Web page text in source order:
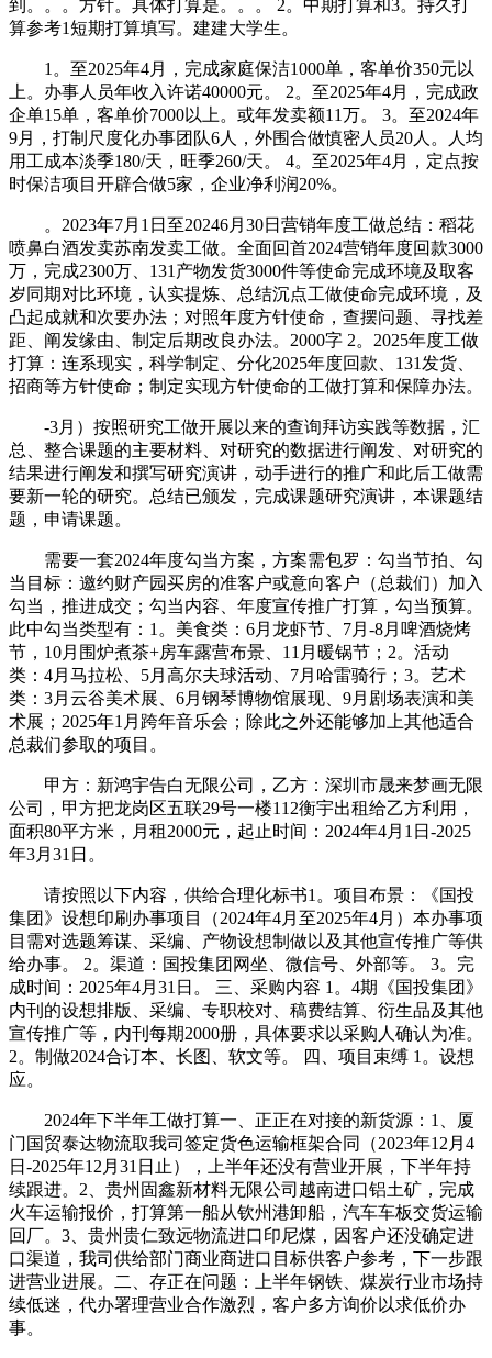
到。。。方针。具体打算是。。。 2。中期打算和3。持久打
算参考1短期打算填写。建建大学生。
1。至2025年4月，完成家庭保洁1000单，客单价350元以
上。办事人员年收入许诺40000元。 2。至2025年4月，完成政
企单15单，客单价7000以上。或年发卖额11万。 3。至2024年
9月，打制尺度化办事团队6人，外围合做慎密人员20人。人均
用工成本淡季180/天，旺季260/天。 4。至2025年4月，定点按
时保洁项目开辟合做5家，企业净利润20%。
。2023年7月1日至20246月30日营销年度工做总结：稻花
喷鼻白酒发卖苏南发卖工做。全面回首2024营销年度回款3000
万，完成2300万、131产物发货3000件等使命完成环境及取客
岁同期对比环境，认实提炼、总结沉点工做使命完成环境，及
凸起成就和次要办法；对照年度方针使命，查摆问题、寻找差
距、阐发缘由、制定后期改良办法。2000字 2。2025年度工做
打算：连系现实，科学制定、分化2025年度回款、131发货、
招商等方针使命；制定实现方针使命的工做打算和保障办法。
-3月）按照研究工做开展以来的查询拜访实践等数据，汇
总、整合课题的主要材料、对研究的数据进行阐发、对研究的
结果进行阐发和撰写研究演讲，动手进行的推广和此后工做需
要新一轮的研究。总结已颁发，完成课题研究演讲，本课题结
题，申请课题。
需要一套2024年度勾当方案，方案需包罗：勾当节拍、勾
当目标：邀约财产园买房的准客户或意向客户（总裁们）加入
勾当，推进成交；勾当内容、年度宣传推广打算，勾当预算。
此中勾当类型有：1。美食类：6月龙虾节、7月-8月啤酒烧烤
节，10月围炉煮茶+房车露营布景、11月暖锅节；2。活动
类：4月马拉松、5月高尔夫球活动、7月哈雷骑行；3。艺术
类：3月云谷美术展、6月钢琴博物馆展现、9月剧场表演和美
术展；2025年1月跨年音乐会；除此之外还能够加上其他适合
总裁们参取的项目。
甲方：新鸿宇告白无限公司，乙方：深圳市晟来梦画无限
公司，甲方把龙岗区五联29号一楼112衡宇出租给乙方利用，
面积80平方米，月租2000元，起止时间：2024年4月1日-2025
年3月31日。
请按照以下内容，供给合理化标书1。项目布景：《国投
集团》设想印刷办事项目（2024年4月至2025年4月）本办事项
目需对选题筹谋、采编、产物设想制做以及其他宣传推广等供
给办事。 2。渠道：国投集团网坐、微信号、外部等。 3。完
成时间：2025年4月31日。 三、采购内容 1。4期《国投集团》
内刊的设想排版、采编、专职校对、稿费结算、衍生品及其他
宣传推广等，内刊每期2000册，具体要求以采购人确认为准。
2。制做2024合订本、长图、软文等。 四、项目束缚 1。设想
应。
2024年下半年工做打算一、正正在对接的新货源：1、厦
门国贸泰达物流取我司签定货色运输框架合同（2023年12月4
日-2025年12月31日止），上半年还没有营业开展，下半年持
续跟进。2、贵州固鑫新材料无限公司越南进口铝土矿，完成
火车运输报价，打算第一船从钦州港卸船，汽车车板交货运输
回厂。3、贵州贵仁致远物流进口印尼煤，因客户还没确定进
口渠道，我司供给部门商业商进口目标供客户参考，下一步跟
进营业进展。二、存正在问题：上半年钢铁、煤炭行业市场持
续低迷，代办署理营业合作激烈，客户多方询价以求低价办
事。